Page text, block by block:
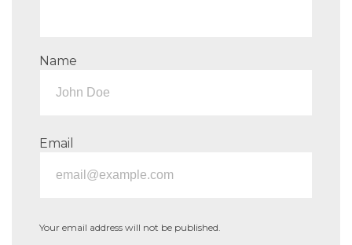
Name
Email
Your email address will not be published.